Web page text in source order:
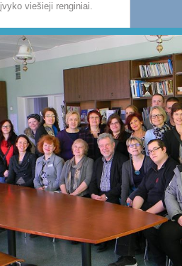
viešieji renginiai.